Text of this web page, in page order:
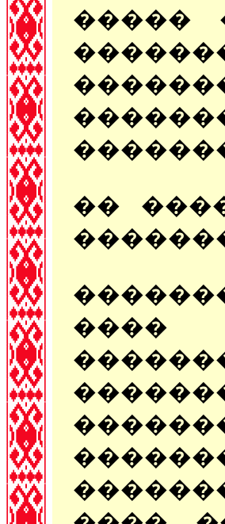
�����
��
����